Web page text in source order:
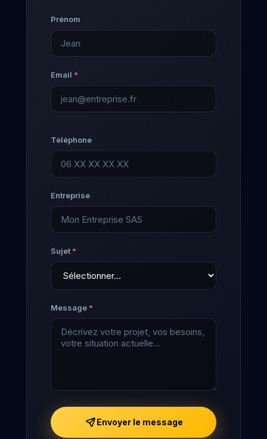
Prénom
Email *
Téléphone
Entreprise
Sujet *
Message *
Envoyer le message